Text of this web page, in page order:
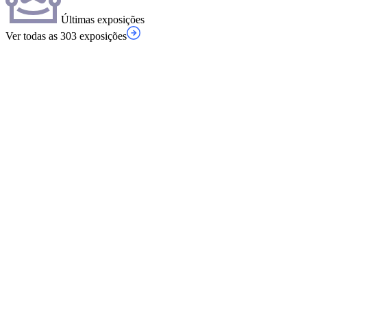
Últimas exposições
Ver todas as 303 exposições